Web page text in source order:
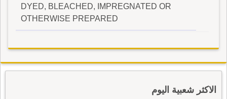
DYED, BLEACHED, IMPREGNATED OR
OTHERWISE PREPARED
الاكثر شعبية اليوم